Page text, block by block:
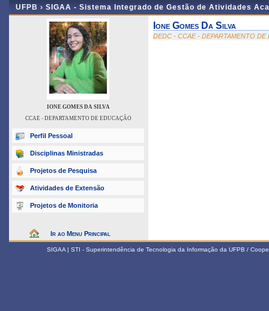
UFPB › SIGAA - Sistema Integrado de Gestão de Atividades
IONE GOMES DA SILVA
CCAE - DEPARTAMENTO DE EDUCAÇÃO
Perfil Pessoal
Disciplinas Ministradas
Projetos de Pesquisa
Atividades de Extensão
Projetos de Monitoria
Ir ao Menu Principal
Ione Gomes Da Silva
DEDC - CCAE - DEPARTAMENTO DE
SIGAA | STI - Superintendência de Tecnologia da Informação da UFPB /